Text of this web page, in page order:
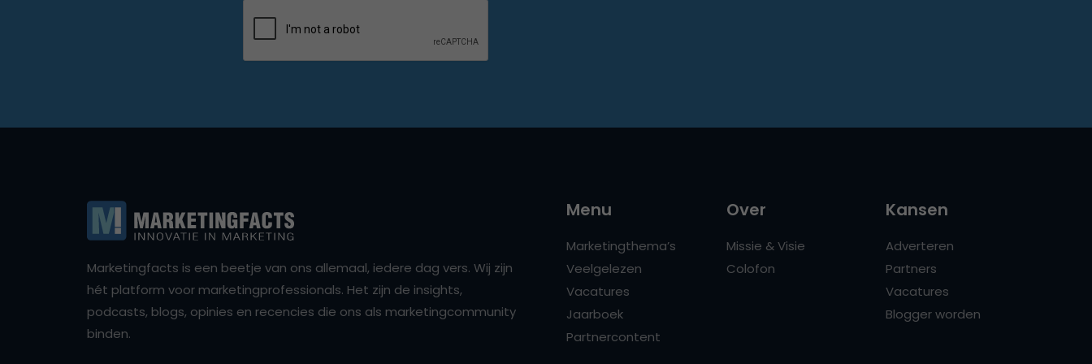
Marketingfacts is een beetje van ons allemaal, iedere dag vers. Wij zijn
hét platform voor marketingprofessionals. Het zijn de insights,
podcasts, blogs, opinies en recencies die ons als marketingcommunity
binden.
Menu
Marketingthema’s
Veelgelezen
Vacatures
Jaarboek
Partnercontent
Over
Missie & Visie
Colofon
Kansen
Adverteren
Partners
Vacatures
Blogger worden